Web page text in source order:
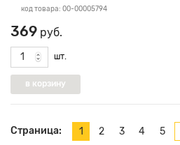
код товара: 00-00005794
369 руб.
шт.
Страница: 1 2 3 4 5